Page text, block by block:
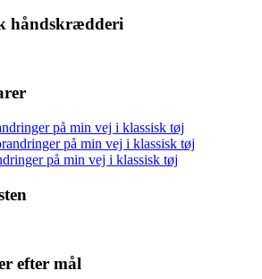
håndskrædderi
på min vej i klassisk tøj
på min vej i klassisk tøj
på min vej i klassisk tøj
efter mål